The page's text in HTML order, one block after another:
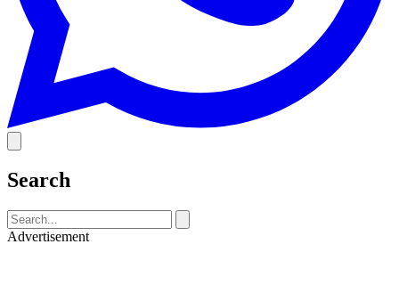
Search
Advertisement